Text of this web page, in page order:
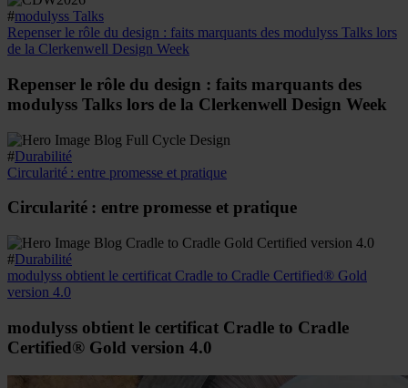
#modulyss Talks
Repenser le rôle du design : faits marquants des modulyss Talks lors
de la Clerkenwell Design Week
Repenser le rôle du design : faits marquants des
modulyss Talks lors de la Clerkenwell Design Week
#Durabilité
Circularité : entre promesse et pratique
Circularité : entre promesse et pratique
#Durabilité
modulyss obtient le certificat Cradle to Cradle Certified® Gold
version 4.0
modulyss obtient le certificat Cradle to Cradle
Certified® Gold version 4.0